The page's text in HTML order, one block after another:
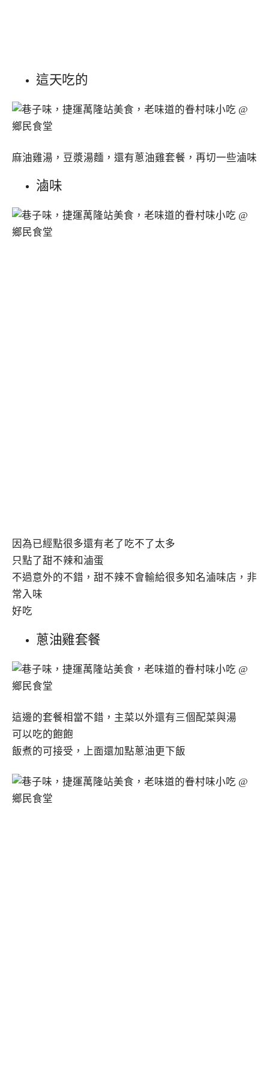
這天吃的
麻油雞湯，豆漿湯麵，還有蔥油雞套餐，再切一些滷味
滷味
因為已經點很多還有老了吃不了太多
只點了甜不辣和滷蛋
不過意外的不錯，甜不辣不會輸給很多知名滷味店，非
常入味
好吃
蔥油雞套餐
這邊的套餐相當不錯，主菜以外還有三個配菜與湯
可以吃的飽飽
飯煮的可接受，上面還加點蔥油更下飯